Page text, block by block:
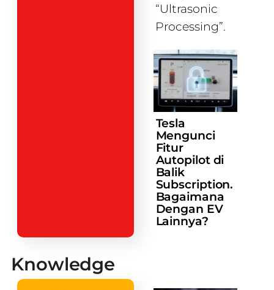
“Ultrasonic
Processing”.
Tesla
Mengunci
Fitur
Autopilot di
Balik
Subscription.
Bagaimana
Dengan EV
Lainnya?
Knowledge